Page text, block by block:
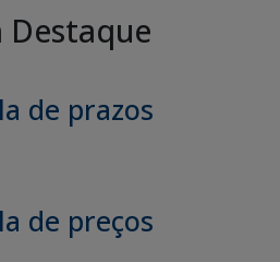
Destaque
de prazos
de preços